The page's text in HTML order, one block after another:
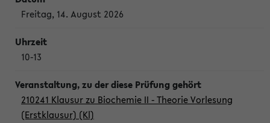
Freitag, 14. August 2026
10-13
210241 Klausur zu Biochemie II - Theorie Vorlesung
(Erstklausur) (Kl)